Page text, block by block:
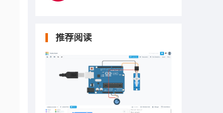
推荐阅读